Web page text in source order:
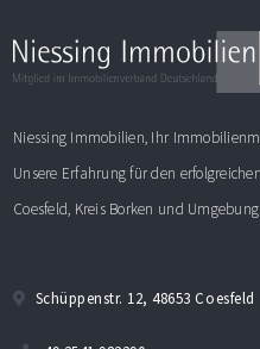
Niessing Immobilien, Ihr
Unsere Erfahrung für den
Coesfeld, Kreis Borken und Umgebung.
Schüppenstr. 12, 48653 Coesfeld